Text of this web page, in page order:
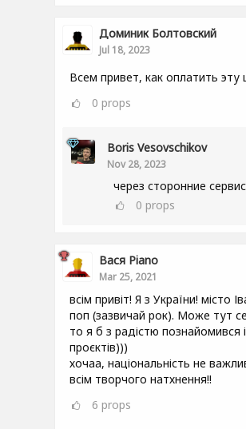
Доминик Болтовский
Jul 18, 2023
Всем привет, как оплатить
0 props
Boris Vesovschikov
Nov 28, 2023
через сторонние
0 props
Вася Piano
Mar 25, 2021
всім привіт! Я з України! місто
поп (зазвичай рок). Може тут
то я б з радістю
проєктів)))
хочаа, національність не
всім творчого натхнення!!
6 props